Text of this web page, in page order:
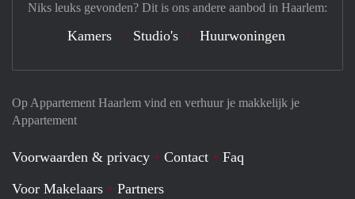
Op Appartement Haarlem vind en verhuur je makkelijk je
Appartement
Voorwaarden & privacy Contact
Faq
Voor Makelaars
Partners
Niks leuks gevonden? Dit is ons andere aanbod in Haarlem:
Kamers Studio's Huurwoningen